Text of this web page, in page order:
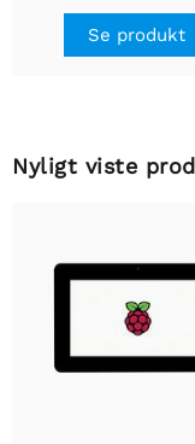
Se produkt
Nyligt viste